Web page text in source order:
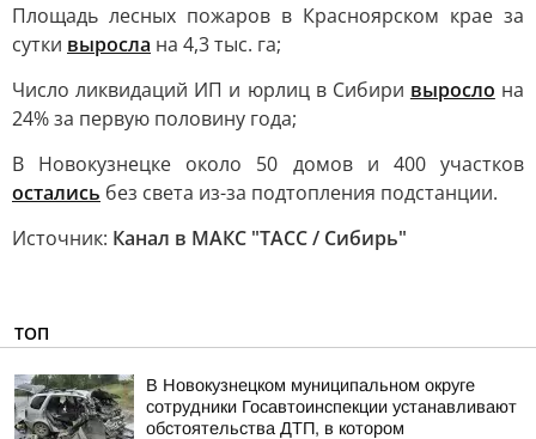
Площадь лесных пожаров в Красноярском крае за
сутки выросла на 4,3 тыс. га;
Число ликвидаций ИП и юрлиц в Сибири выросло на
24% за первую половину года;
В Новокузнецке около 50 домов и 400 участков
остались без света из-за подтопления подстанции.
Источник: Канал в МАКС "ТАСС / Сибирь"
ТОП
В Новокузнецком муниципальном округе
сотрудники Госавтоинспекции устанавливают
обстоятельства ДТП, в котором